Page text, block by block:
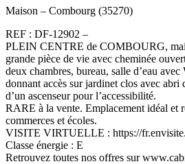
Maison – Combourg (35270)
REF : DF-12902 –
PLEIN CENTRE de COMBOURG,
grande pièce de vie avec cheminée
deux chambres, bureau, salle d’eau
donnant accès sur jardinet clos avec
d’un ascenseur pour l’accessibilité.
RARE à la vente. Emplacement idéal et
commerces et écoles.
VISITE VIRTUELLE : https://
Classe énergie : E
Retrouvez toutes nos offres sur